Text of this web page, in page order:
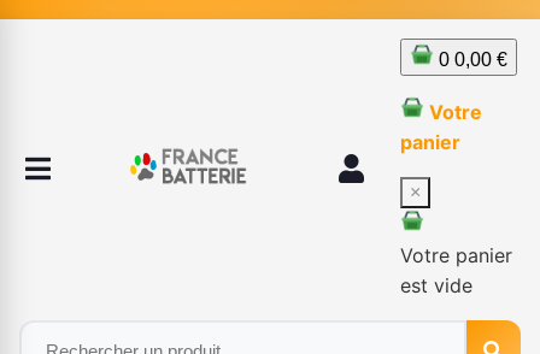
0 0,00 €
Votre
panier
×
Votre panier
est vide